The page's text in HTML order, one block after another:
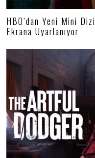
HBO’dan Yeni Mini
Ekrana Uyarlanıyor